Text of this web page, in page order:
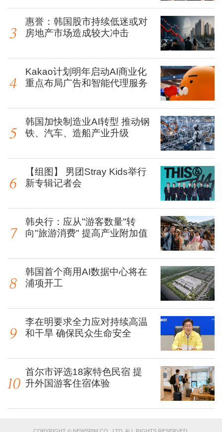
惠誉：韩国股市持续低迷或对
房地产市场造成较大冲击
Kakao计划明年启动AI商业化
重点布局广告和智能代理服务
韩国加快制造业AI转型 推动钢
铁、汽车、造船产业升级
【组图】 男团Stray Kids举行
新专辑记者会
韩央行：应从"游客数量"转
向"旅游消费" 提高产业附加值
韩国首个商用AI数据中心将在
浦项开工
李在明要求全力应对持续高温
和干旱 确保民众生命安全
首尔市评选18家特色民宿 提
升外国游客住宿体验